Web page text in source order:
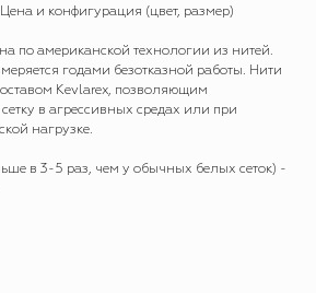
и конфигурация (цвет, размер)
по американской технологии из нитей.
годами безотказной работы. Нити
Kevlarex, позволяющим
в агрессивных средах или при
нагрузке.
в 3-5 раз, чем у обычных белых сеток) -